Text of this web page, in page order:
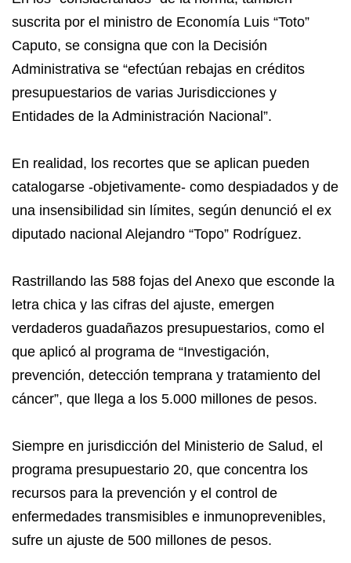
suscrita por el ministro de Economía Luis “Toto”
Caputo, se consigna que con la Decisión
Administrativa se “efectúan rebajas en créditos
presupuestarios de varias Jurisdicciones y
Entidades de la Administración Nacional”.
En realidad, los recortes que se aplican pueden
catalogarse -objetivamente- como despiadados y de
una insensibilidad sin límites, según denunció el ex
diputado nacional Alejandro “Topo” Rodríguez.
Rastrillando las 588 fojas del Anexo que esconde la
letra chica y las cifras del ajuste, emergen
verdaderos guadañazos presupuestarios, como el
que aplicó al programa de “Investigación,
prevención, detección temprana y tratamiento del
cáncer”, que llega a los 5.000 millones de pesos.
Siempre en jurisdicción del Ministerio de Salud, el
programa presupuestario 20, que concentra los
recursos para la prevención y el control de
enfermedades transmisibles e inmunoprevenibles,
sufre un ajuste de 500 millones de pesos.